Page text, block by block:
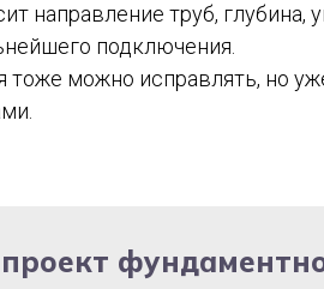
направление труб, глубина,
подключения.
тоже можно исправлять, но